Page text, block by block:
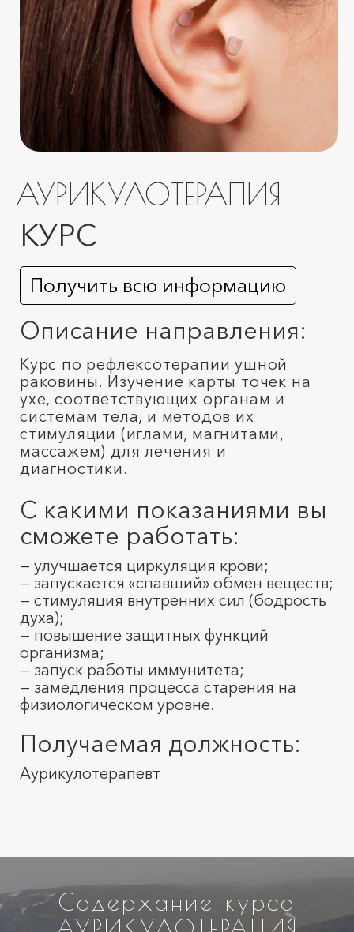
АУРИКУЛОТЕРАПИЯ
КУРС
Получить всю информацию
Описание направления:
Курс по рефлексотерапии ушной
раковины. Изучение карты точек на
ухе, соответствующих органам и
системам тела, и методов их
стимуляции (иглами, магнитами,
массажем) для лечения и
диагностики.
С какими показаниями вы
сможете работать:
— улучшается циркуляция крови;
— запускается «спавший» обмен веществ;
— стимуляция внутренних сил (бодрость
духа);
— повышение защитных функций
организма;
— запуск работы иммунитета;
— замедления процесса старения на
физиологическом уровне.
Получаемая должность:
Аурикулотерапевт
Содержание курса